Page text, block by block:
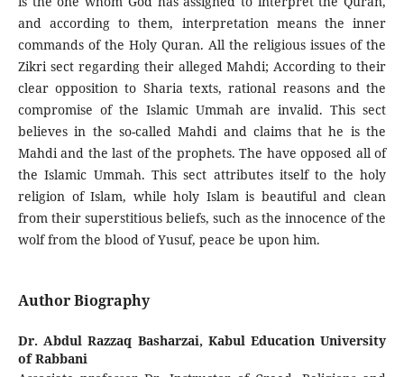
and according to them, interpretation means the inner
commands of the Holy Quran. All the religious issues of the
Zikri sect regarding their alleged Mahdi; According to their
clear opposition to Sharia texts, rational reasons and the
compromise of the Islamic Ummah are invalid. This sect
believes in the so-called Mahdi and claims that he is the
Mahdi and the last of the prophets. The have opposed all of
the Islamic Ummah. This sect attributes itself to the holy
religion of Islam, while holy Islam is beautiful and clean
from their superstitious beliefs, such as the innocence of the
wolf from the blood of Yusuf, peace be upon him.
Author Biography
Dr. Abdul Razzaq Basharzai, Kabul Education University
of Rabbani